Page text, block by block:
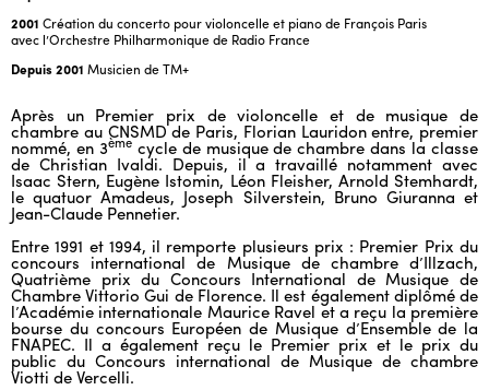
2001 Création du concerto pour violoncelle et piano de François Paris
avec l’Orchestre Philharmonique de Radio France
Depuis 2001 Musicien de TM+
Après un Premier prix de violoncelle et de musique de
chambre au CNSMD de Paris, Florian Lauridon entre, premier
nommé, en 3èmecycle de musique de chambre dans la classe
de Christian Ivaldi. Depuis, il a travaillé notamment avec
Isaac Stern, Eugène Istomin, Léon Fleisher, Arnold Stemhardt,
le quatuor Amadeus, Joseph Silverstein, Bruno Giuranna et
Jean-Claude Pennetier.
Entre 1991 et 1994, il remporte plusieurs prix : Premier Prix du
concours international de Musique de chambre d’Illzach,
Quatrième prix du Concours International de Musique de
Chambre Vittorio Gui de Florence. Il est également diplômé de
l’Académie internationale Maurice Ravel et a reçu la première
bourse du concours Européen de Musique d’Ensemble de la
FNAPEC. Il a également reçu le Premier prix et le prix du
public du Concours international de Musique de chambre
Viotti de Vercelli.